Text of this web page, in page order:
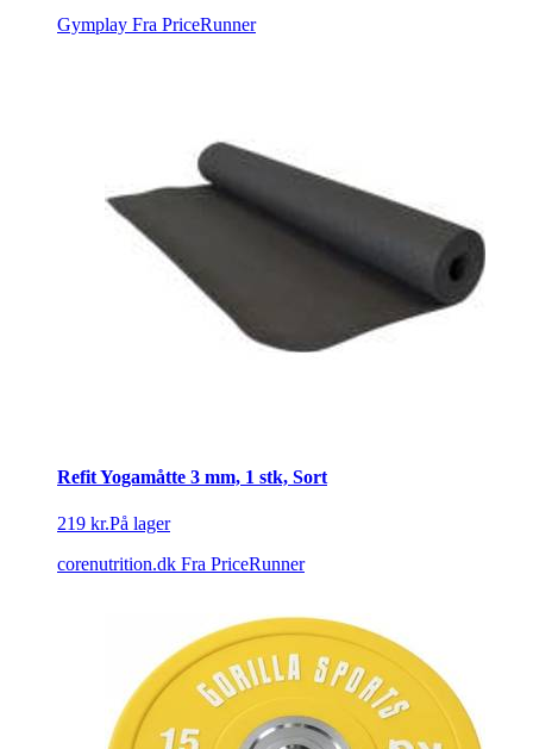
Gymplay Fra PriceRunner
Refit Yogamåtte 3 mm, 1 stk, Sort
219 kr.På lager
corenutrition.dk Fra PriceRunner